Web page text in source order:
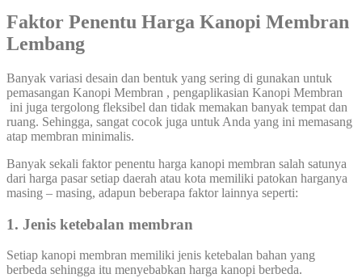
Faktor Penentu Harga Kanopi Membran
Lembang
Banyak variasi desain dan bentuk yang sering di gunakan untuk
pemasangan Kanopi Membran , pengaplikasian Kanopi Membran
ini juga tergolong fleksibel dan tidak memakan banyak tempat dan
ruang. Sehingga, sangat cocok juga untuk Anda yang ini memasang
atap membran minimalis.
Banyak sekali faktor penentu harga kanopi membran salah satunya
dari harga pasar setiap daerah atau kota memiliki patokan harganya
masing – masing, adapun beberapa faktor lainnya seperti:
1. Jenis ketebalan membran
Setiap kanopi membran memiliki jenis ketebalan bahan yang
berbeda sehingga itu menyebabkan harga kanopi berbeda.